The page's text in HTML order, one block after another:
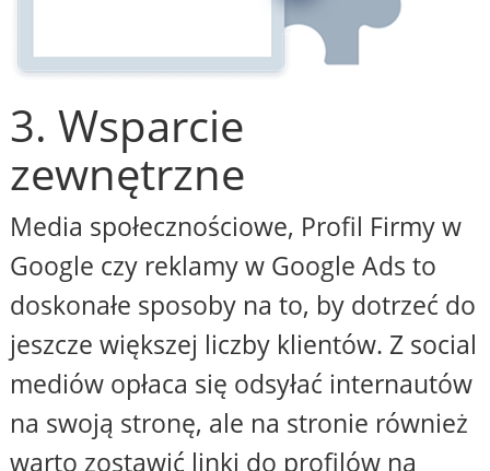
3. Wsparcie
zewnętrzne
Media społecznościowe, Profil Firmy w
Google czy reklamy w Google Ads to
doskonałe sposoby na to, by dotrzeć do
jeszcze większej liczby klientów. Z social
mediów opłaca się odsyłać internautów
na swoją stronę, ale na stronie również
warto zostawić linki do profilów na